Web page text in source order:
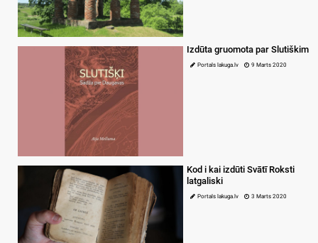
Izdūta gruomota par Slutiškim
Portals lakuga.lv 9 Marts 2020
Kod i kai izdūti Svātī Roksti
latgaliski
Portals lakuga.lv 3 Marts 2020